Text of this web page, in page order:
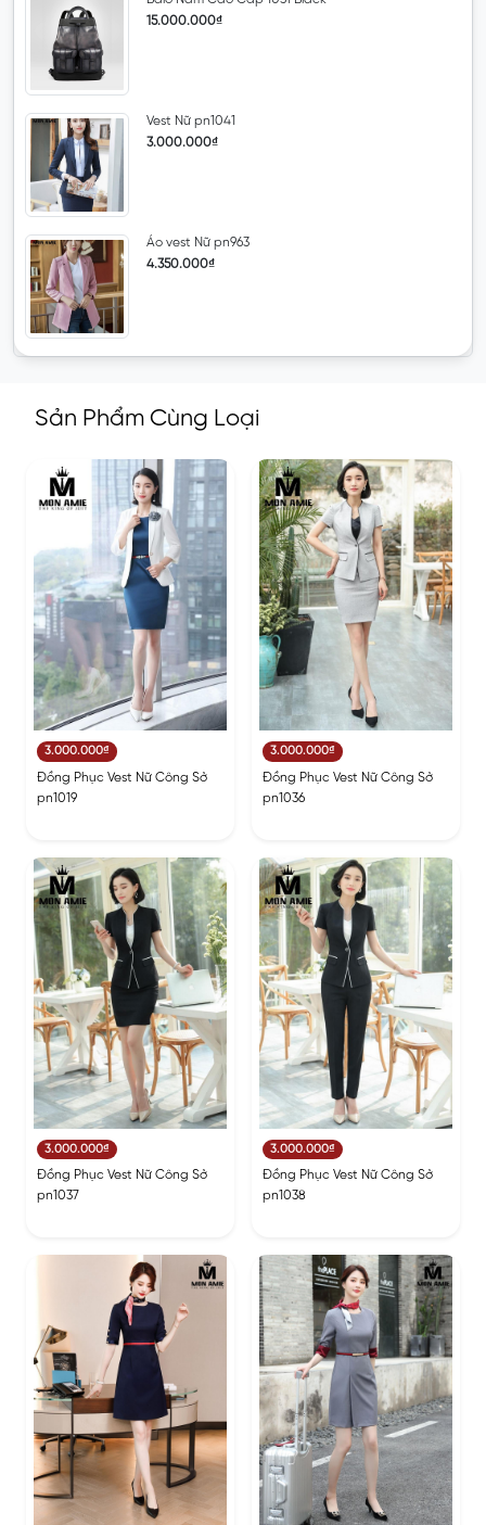
15.000.000₫
Vest Nữ pn1041
3.000.000₫
Áo vest Nữ pn963
4.350.000₫
Sản Phẩm Cùng Loại
3.000.000₫
Đồng Phục Vest Nữ Công Sở
pn1019
3.000.000₫
Đồng Phục Vest Nữ Công Sở
pn1036
3.000.000₫
Đồng Phục Vest Nữ Công Sở
pn1037
3.000.000₫
Đồng Phục Vest Nữ Công Sở
pn1038